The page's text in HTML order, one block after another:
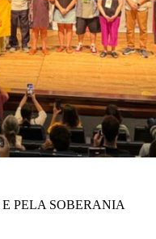
PELA SOBERANIA